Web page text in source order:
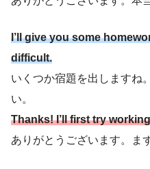
I’ll give you some
difficult.
いくつか宿題を出しますね
い。
Thanks! I’ll first try
ありがとうございます。ま